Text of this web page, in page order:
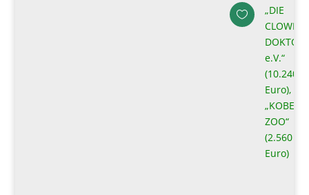

„DIE
CLOWN
e.V.“
(10.240
Euro),
„KOBELT
ZOO“
(2.560
Euro)